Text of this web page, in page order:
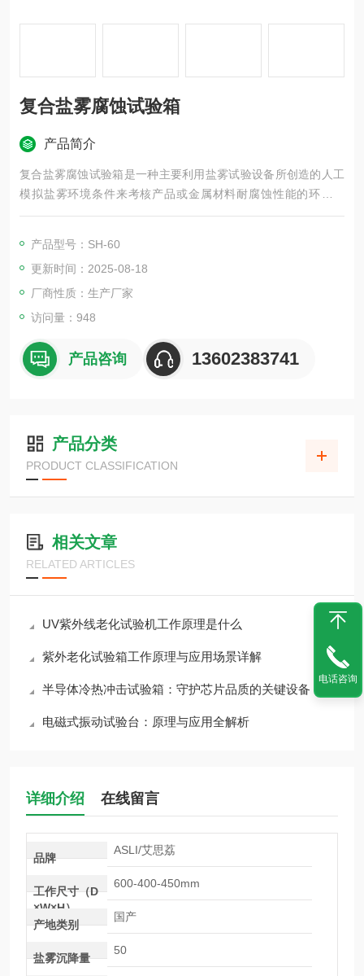
复合盐雾腐蚀试验箱
产品简介
复合盐雾腐蚀试验箱是一种主要利用盐雾试验设备所创造的人工
模拟盐雾环境条件来考核产品或金属材料耐腐蚀性能的环境试
验。它分为二大类，一类为天然环境暴露试验，另一类为人工加
定容积空间的试验设备
产品型号：SH-60
更新时间：2025-08-18
厂商性质：生产厂家
访问量：948
产品咨询 13602383741
产品分类
PRODUCT CLASSIFICATION
相关文章
RELATED ARTICLES
UV紫外线老化试验机工作原理是什么
紫外老化试验箱工作原理与应用场景详解
半导体冷热冲击试验箱：守护芯片品质的关键设备
电磁式振动试验台：原理与应用全解析
详细介绍 在线留言
品牌
ASLI/艾思荔
工作尺寸（D
×W×H）
600-400-450mm
产地类别
国产
盐雾沉降量
50
电话咨询